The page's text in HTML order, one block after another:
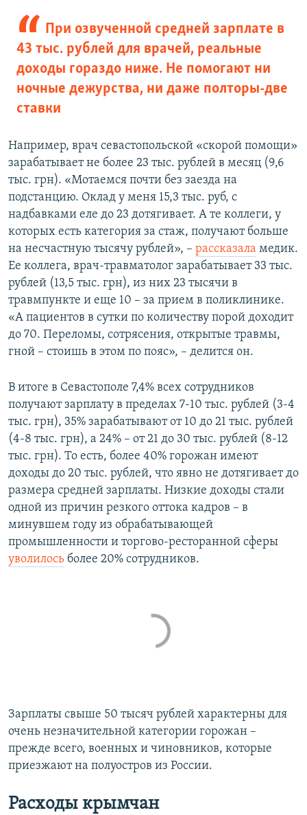
При озвученной средней зарплате в
43 тыс. рублей для врачей, реальные
доходы гораздо ниже. Не помогают ни
ночные дежурства, ни даже полторы-две
ставки
Например, врач севастопольской «скорой помощи»
зарабатывает не более 23 тыс. рублей в месяц (9,6
тыс. грн). «Мотаемся почти без заезда на
подстанцию. Оклад у меня 15,3 тыс. руб, с
надбавками еле до 23 дотягивает. А те коллеги, у
которых есть категория за стаж, получают больше
на несчастную тысячу рублей», – рассказала медик.
Ее коллега, врач-травматолог зарабатывает 33 тыс.
рублей (13,5 тыс. грн), из них 23 тысячи в
травмпункте и еще 10 – за прием в поликлинике.
«А пациентов в сутки по количеству порой доходит
до 70. Переломы, сотрясения, открытые травмы,
гной – стоишь в этом по пояс», – делится он.
В итоге в Севастополе 7,4% всех сотрудников
получают зарплату в пределах 7-10 тыс. рублей (3-4
тыс. грн), 35% зарабатывают от 10 до 21 тыс. рублей
(4-8 тыс. грн), а 24% – от 21 до 30 тыс. рублей (8-12
тыс. грн). То есть, более 40% горожан имеют
доходы до 20 тыс. рублей, что явно не дотягивает до
размера средней зарплаты. Низкие доходы стали
одной из причин резкого оттока кадров – в
минувшем году из обрабатывающей
промышленности и торгово-ресторанной сферы
уволилось более 20% сотрудников.
Зарплаты свыше 50 тысяч рублей характерны для
очень незначительной категории горожан –
прежде всего, военных и чиновников, которые
приезжают на полуостров из России.
Расходы крымчан